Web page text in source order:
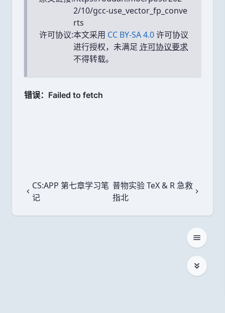
2/10/gcc-use_vector_fp_conve
rts
许可协议:本文采用 CC BY-SA 4.0许可协议
进行授权，未满足 许可协议要求
不得转载。
上一篇
CS:APP 第七章学习笔
记
普物实验 TeX & R 急救
指北